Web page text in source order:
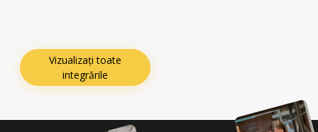
Vizualizați toate
integrările